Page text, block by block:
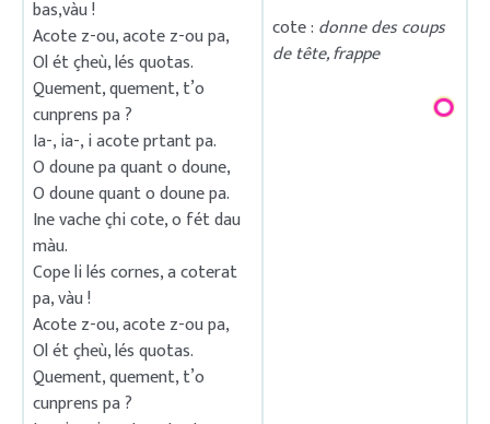
bas,vàu !
Acote z-ou, acote z-ou pa,
Ol ét çheù, lés quotas.
Quement, quement, t’o
cunprens pa ?
Ia-, ia-, i acote prtant pa.
O doune pa quant o doune,
O doune quant o doune pa.
Ine vache çhi cote, o fét dau
màu.
Cope li lés cornes, a coterat
pa, vàu !
Acote z-ou, acote z-ou pa,
Ol ét çheù, lés quotas.
Quement, quement, t’o
cunprens pa ?
cote : donne des coups
de tête, frappe